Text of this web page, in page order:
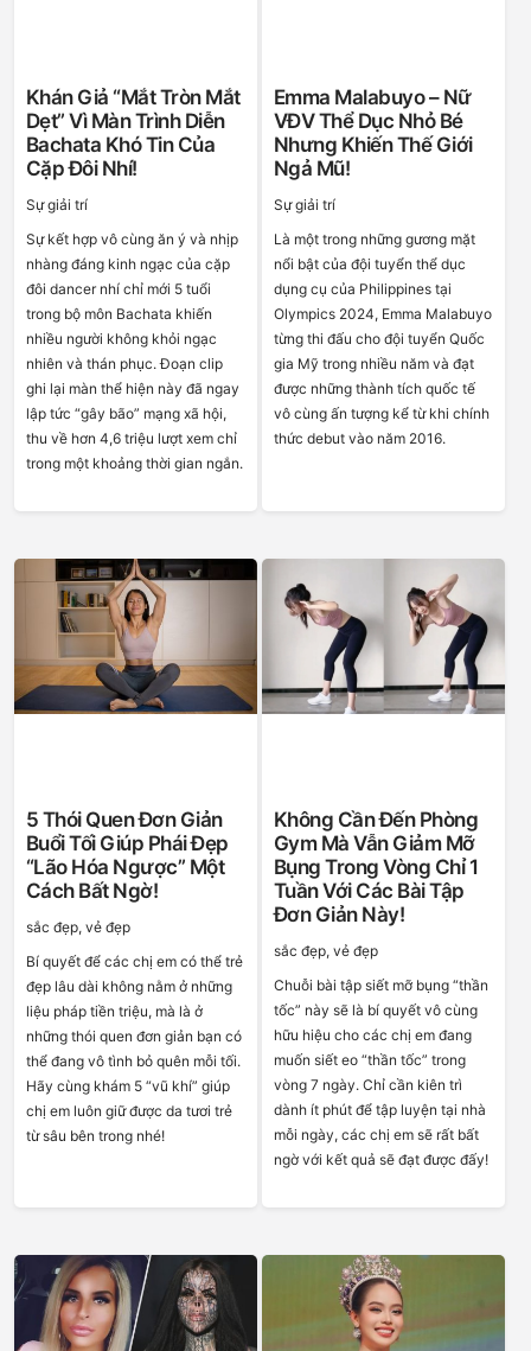
Khán Giả “mắt Tròn Mắt
Dẹt” Vì Màn Trình Diễn
Bachata Khó Tin Của
Cặp Đôi Nhí!
Sự giải trí
Sự kết hợp vô cùng ăn ý và nhịp
nhàng đáng kinh ngạc của cặp
đôi dancer nhí chỉ mới 5 tuổi
trong bộ môn Bachata khiến
nhiều người không khỏi ngạc
nhiên và thán phục. Đoạn clip
ghi lại màn thể hiện này đã ngay
lập tức “gây bão” mạng xã hội,
thu về hơn 4,6 triệu lượt xem chỉ
trong một khoảng thời gian ngắn.
Emma Malabuyo – Nữ
VĐV Thể Dục Nhỏ Bé
Nhưng Khiến Thế Giới
Ngả Mũ!
Sự giải trí
Là một trong những gương mặt
nổi bật của đội tuyển thể dục
dụng cụ của Philippines tại
Olympics 2024, Emma Malabuyo
từng thi đấu cho đội tuyển Quốc
gia Mỹ trong nhiều năm và đạt
được những thành tích quốc tế
vô cùng ấn tượng kể từ khi chính
thức debut vào năm 2016.
5 Thói Quen Đơn Giản
Buổi Tối Giúp Phái Đẹp
“lão Hóa Ngược” Một
Cách Bất Ngờ!
sắc đẹp, vẻ đẹp
Bí quyết để các chị em có thể trẻ
đẹp lâu dài không nằm ở những
liệu pháp tiền triệu, mà là ở
những thói quen đơn giản bạn có
thể đang vô tình bỏ quên mỗi tối.
Hãy cùng khám 5 “vũ khí” giúp
chị em luôn giữ được da tươi trẻ
từ sâu bên trong nhé!
Không Cần Đến Phòng
Gym Mà Vẫn Giảm Mỡ
Bụng Trong Vòng Chỉ 1
Tuần Với Các Bài Tập
Đơn Giản Này!
sắc đẹp, vẻ đẹp
Chuỗi bài tập siết mỡ bụng “thần
tốc” này sẽ là bí quyết vô cùng
hữu hiệu cho các chị em đang
muốn siết eo “thần tốc” trong
vòng 7 ngày. Chỉ cần kiên trì
dành ít phút để tập luyện tại nhà
mỗi ngày, các chị em sẽ rất bất
ngờ với kết quả sẽ đạt được đấy!